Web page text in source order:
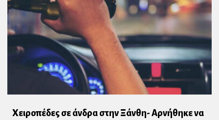
Χειροπέδες σε άνδρα στην Ξάνθη- Αρνήθηκε να